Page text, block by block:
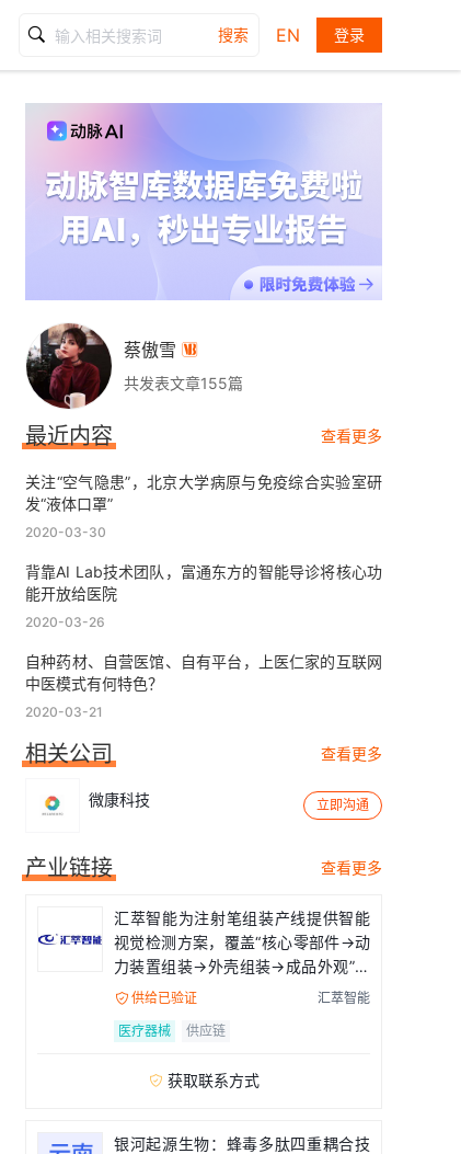
搜索 EN 登录
蔡傲雪 
共发表文章155篇
最近内容 查看更多
关注“空气隐患”，北京大学病原与免疫综合实验室研
发“液体口罩”
2020-03-30
背靠AI Lab技术团队，富通东方的智能导诊将核心功
能开放给医院
2020-03-26
自种药材、自营医馆、自有平台，上医仁家的互联网
中医模式有何特色？
2020-03-21
相关公司 查看更多
微康科技 立即沟通
产业链接 查看更多
汇萃智能为注射笔组装产线提供智能
视觉检测方案，覆盖“核心零部件→动
力装置组装→外壳组装→成品外观”全
流程
 供给已验证
汇萃智能
医疗器械
供应链
 获取联系方式
银河起源生物：蜂毒多肽四重耦合技